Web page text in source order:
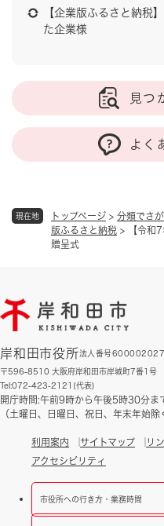
現在地 トップページ > 分類でさ
版ふるさと納税 >
【令和
贈呈式
【企業版ふるさと納税
た企業様
見つ
よく
岸和田市役所法人番号
〒596-8510 大阪府岸和田市岸城町7番1号
Tel:072-423-2121(代表)
開庁時間:午前9時から午後5時30分ま
（土曜日、日曜日、祝日、年末年始除
利用案内 サイトマップ リ
アクセシビリティ
市役所への行き方・業務時間